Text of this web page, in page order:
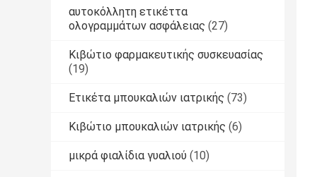
αυτοκόλλητη ετικέττα
ολογραμμάτων ασφάλειας (27)
Κιβώτιο φαρμακευτικής συσκευασίας
(19)
Ετικέτα μπουκαλιών ιατρικής (73)
Κιβώτιο μπουκαλιών ιατρικής (6)
μικρά φιαλίδια γυαλιού (10)